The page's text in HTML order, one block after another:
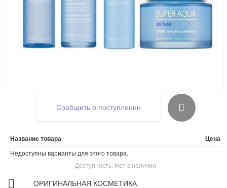
Сообщить о поступлении
Доступность: Нет в наличии
Название товара Цена
Недоступны варианты для этого товара.
ОРИГИНАЛЬНАЯ КОСМЕТИКА